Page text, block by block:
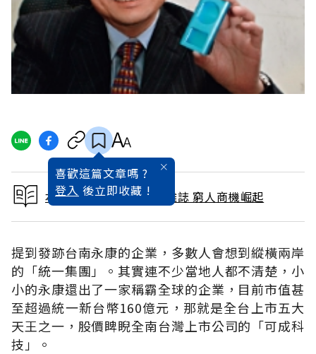
喜歡這篇文章嗎 ?
登入 後立即收藏 !
本文出自 2006 / 1月號雜誌 窮人商機崛起
提到發跡台南永康的企業，多數人會想到縱橫兩岸
的「統一集團」。其實連不少當地人都不清楚，小
小的永康還出了一家稱霸全球的企業，目前市值甚
至超過統一新台幣160億元，那就是全台上市五大
天王之一，股價睥睨全南台灣上市公司的「可成科
技」。